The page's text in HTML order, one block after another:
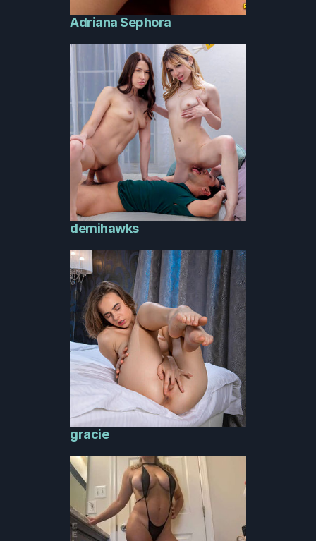
Adriana Sephora
demihawks
gracie